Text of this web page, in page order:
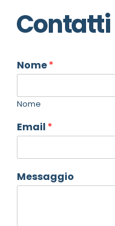
Contatti
Nome*
Nome
Email *
Messaggio